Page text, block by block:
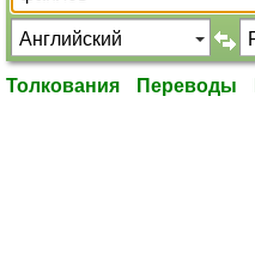
Толкования Переводы